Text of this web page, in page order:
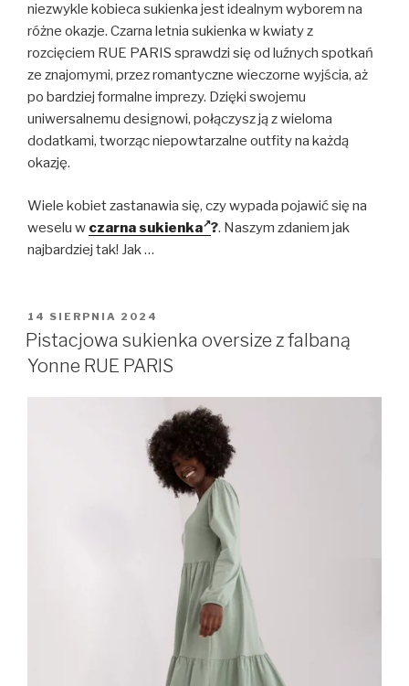
niezwykle kobieca sukienka jest idealnym wyborem na
różne okazje. Czarna letnia sukienka w kwiaty z
rozcięciem RUE PARIS sprawdzi się od luźnych spotkań
ze znajomymi, przez romantyczne wieczorne wyjścia, aż
po bardziej formalne imprezy. Dzięki swojemu
uniwersalnemu designowi, połączysz ją z wieloma
dodatkami, tworząc niepowtarzalne outfity na każdą
okazję.
Wiele kobiet zastanawia się, czy wypada pojawić się na
weselu w czarna sukienka ?. Naszym zdaniem jak
najbardziej tak! Jak …
OPUBLIKOWANE
W
14 SIERPNIA 2024
Pistacjowa sukienka oversize z falbaną
Yonne RUE PARIS